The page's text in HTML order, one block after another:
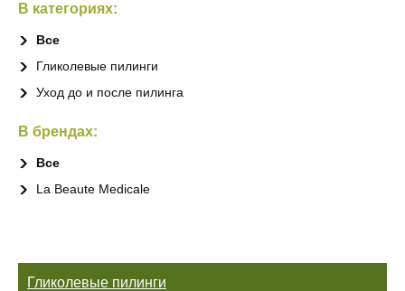
В категориях:
Все
Гликолевые пилинги
Уход до и после пилинга
В брендах:
Все
La Beaute Medicale
Гликолевые пилинги